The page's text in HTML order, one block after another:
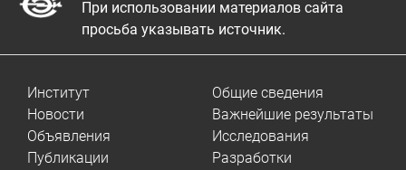
При использовании материалов сайта
просьба указывать источник.
Институт
Новости
Объявления
Публикации
Общие сведения
Важнейшие результаты
Исследования
Разработки